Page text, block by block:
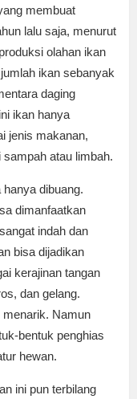
membuat
lalu saja, menurut
olahan ikan
ikan sebanyak
daging
ikan hanya
jenis makanan,
atau limbah.
dibuang.
dimanfaatkan
indah dan
bisa dijadikan
kerajinan tangan
dan gelang.
menarik. Namun
bentuk penghias
hewan.
ini pun terbilang